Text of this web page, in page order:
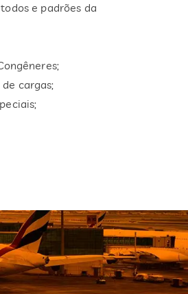
e padrões da
cargas;